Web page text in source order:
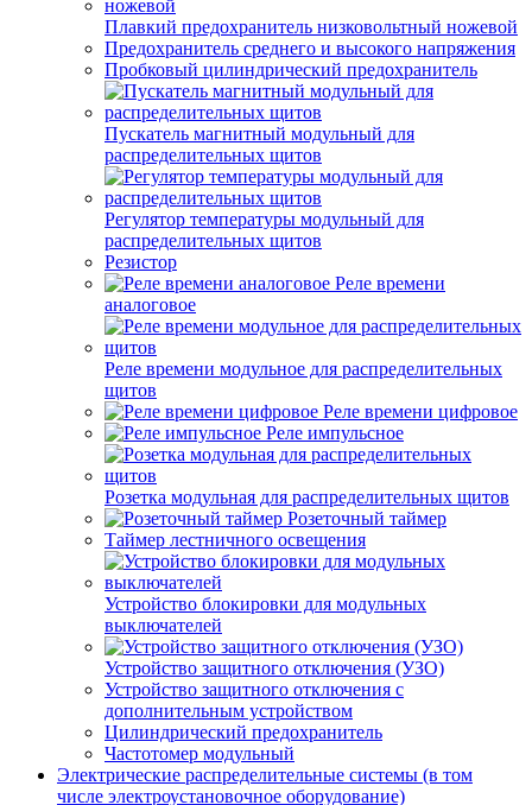
Плавкий предохранитель низковольтный ножевой
Предохранитель среднего и высокого напряжения
Пробковый цилиндрический предохранитель
Пускатель магнитный модульный для
распределительных щитов
Регулятор температуры модульный для
распределительных щитов
Резистор
Реле времени
аналоговое
Реле времени модульное для распределительных
щитов
Реле времени цифровое
Реле импульсное
Розетка модульная для распределительных щитов
Розеточный таймер
Таймер лестничного освещения
Устройство блокировки для модульных
выключателей
Устройство защитного отключения (УЗО)
Устройство защитного отключения с
дополнительным устройством
Цилиндрический предохранитель
Частотомер модульный
Электрические распределительные системы (в том
числе электроустановочное оборудование)